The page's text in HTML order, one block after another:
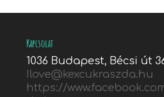
Kapcsolat
1036 Budapest, Bécsi út
Ilove@kexcukraszda.hu
https://